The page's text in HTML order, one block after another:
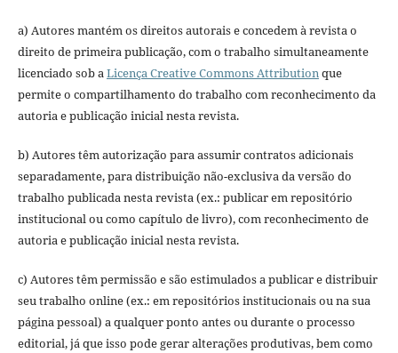
a) Autores mantém os direitos autorais e concedem à revista o
direito de primeira publicação, com o trabalho simultaneamente
licenciado sob aLicença Creative Commons Attributionque
permite o compartilhamento do trabalho com reconhecimento da
autoria e publicação inicial nesta revista.
b) Autores têm autorização para assumir contratos adicionais
separadamente, para distribuição não-exclusiva da versão do
trabalho publicada nesta revista (ex.: publicar em repositório
institucional ou como capítulo de livro), com reconhecimento de
autoria e publicação inicial nesta revista.
c) Autores têm permissão e são estimulados a publicar e distribuir
seu trabalho online (ex.: em repositórios institucionais ou na sua
página pessoal) a qualquer ponto antes ou durante o processo
editorial, já que isso pode gerar alterações produtivas, bem como